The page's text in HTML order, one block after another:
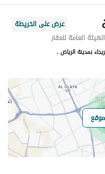
عرض على الخريطة
العامة للعقار
بمدينة الرياض .